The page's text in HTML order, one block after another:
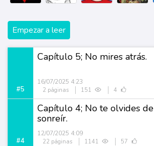
Empezar a leer
#5
Capítulo 5; No mires atrás.
16/07/2025 4:23
2 páginas 151 4
#4
Capítulo 4; No te olvides de
sonreír.
12/07/2025 4:09
22 páginas 1141 57